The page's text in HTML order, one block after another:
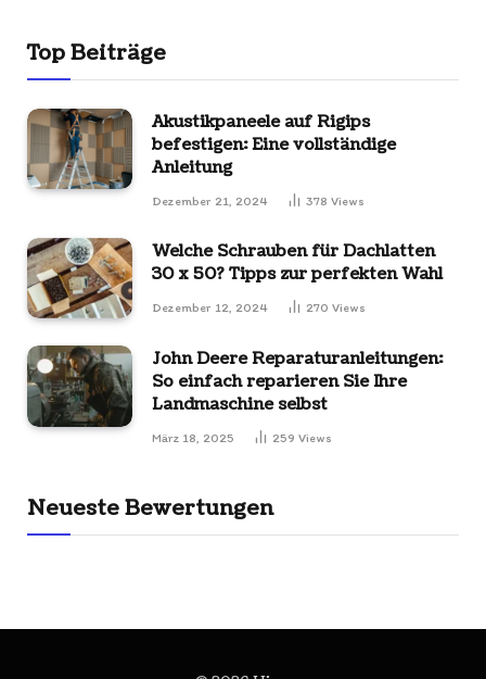
Top Beiträge
Akustikpaneele auf Rigips
befestigen: Eine vollständige
Anleitung
Dezember 21, 2024 378 Views
Welche Schrauben für Dachlatten
30 x 50? Tipps zur perfekten Wahl
Dezember 12, 2024 270 Views
John Deere Reparaturanleitungen:
So einfach reparieren Sie Ihre
Landmaschine selbst
März 18, 2025 259 Views
Neueste Bewertungen